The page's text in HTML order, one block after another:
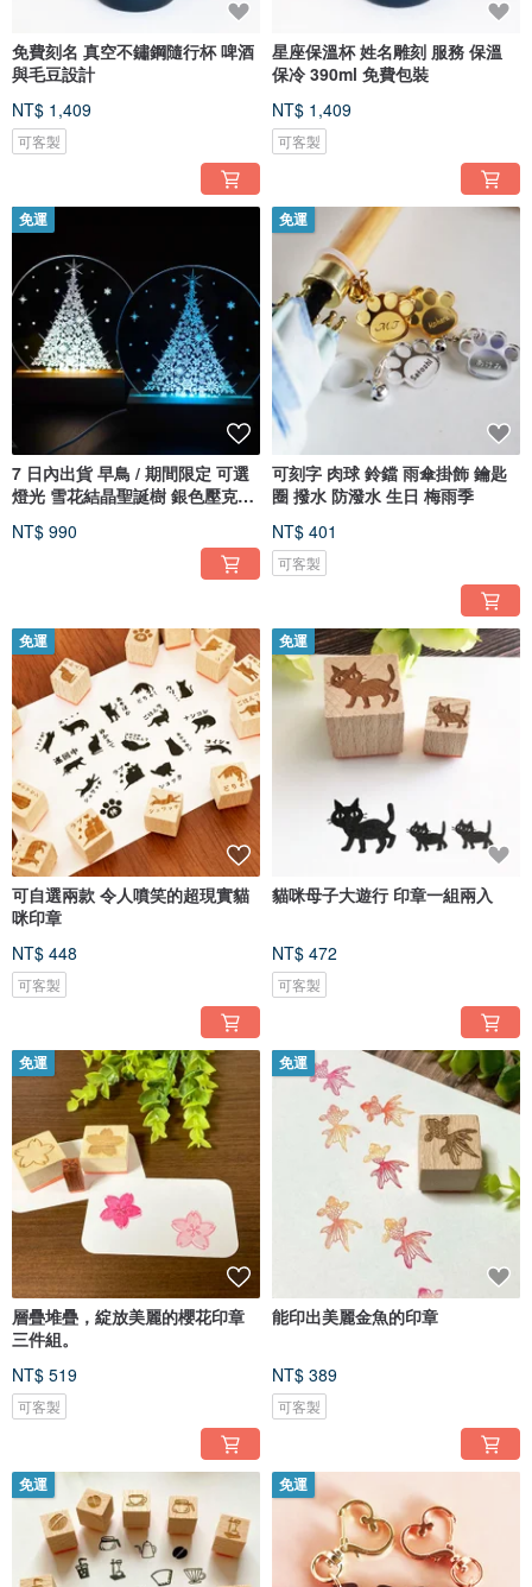
免費刻名 真空不鏽鋼隨行杯 啤酒
與毛豆設計
NT$ 1,409
可客製
星座保溫杯 姓名雕刻 服務 保溫
保冷 390ml 免費包裝
NT$ 1,409
可客製
免運
7 日內出貨 早鳥 / 期間限定 可選
燈光 雪花結晶聖誕樹 銀色壓克力
NT$ 990
免運
可刻字 肉球 鈴鐺 雨傘掛飾 鑰匙
圈 撥水 防潑水 生日 梅雨季
NT$ 401
可客製
免運
可自選兩款 令人噴笑的超現實貓
咪印章
NT$ 448
可客製
免運
貓咪母子大遊行 印章一組兩入
NT$ 472
可客製
免運
層疊堆疊，綻放美麗的櫻花印章
三件組。
NT$ 519
可客製
免運
能印出美麗金魚的印章
NT$ 389
可客製
免運 免運